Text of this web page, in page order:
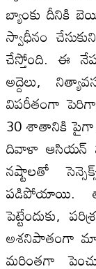
బ్యాంకు దీనికి
స్వాధీనం
చేస్తోంది. ఈ
అద్దెలు,
విపరీతంగా
30 శాతానికి పైగా
దివాళా ఆసియన్‌
నష్టాలతో
పడిపోయాయి.
పెట్టేందుకు,
అశనిపాతంగా
మరింతగా